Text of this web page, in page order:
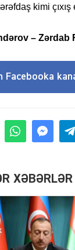
kimi çıxış
–
Facebooka
XƏBƏRLƏR